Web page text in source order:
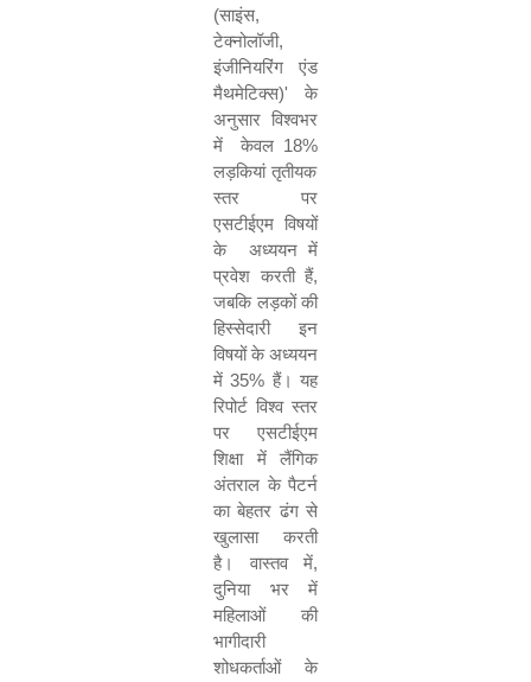
(साइंस,
टेक्नोलॉजी,
इंजीनियरिंग एंड
मैथमेटिक्स)' के
अनुसार विश्‍वभर
में
केवल 18%
लड़कियां तृतीयक
स्तर पर
एसटीईएम विषयों
के
अध्ययन में
प्रवेश करती हैं,
जबकि लड़कों की
हिस्‍सेदारी इन
विषयों के अध्‍ययन
में35% हैं। यह
रिपोर्ट विश्व स्तर
पर एसटीईएम
शिक्षा में लैंगिक
अंतराल के पैटर्न
का बेहतर ढंग से
खुलासा करती
है। वास्तव में,
दुनिया भर में
महिलाओं की
भागीदारी
शोधकर्ताओं के